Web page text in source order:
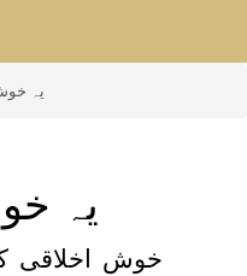
یہ
یہ
خوش اخلاقی